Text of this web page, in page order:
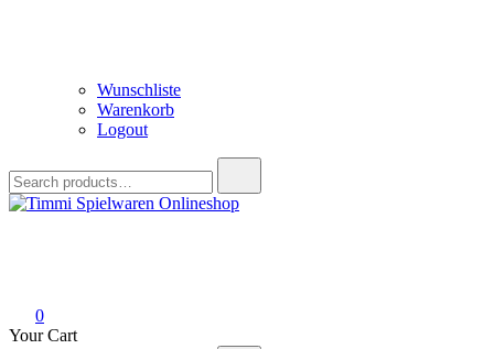
Wunschliste
Warenkorb
Logout
for:
0
Your Cart